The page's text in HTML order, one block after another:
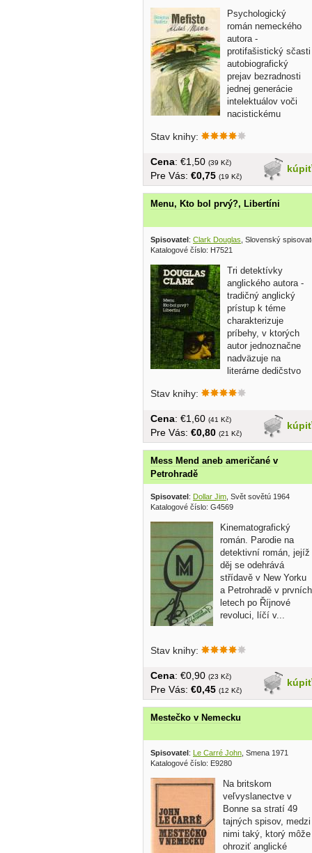
Psychologický
román nemeckého
autora -
protifašistický sčasti
autobiografický
prejav bezradnosti
jednej generácie
intelektuálov voči
nacistickému
Stav knihy:
kúpiť
Cena: €1,50 (39 Kč)
Pre Vás: €0,75 (19 Kč)
Menu, Kto bol prvý?, Libertíni
Spisovatel: Clark Douglas , Slovenský
Katalogové číslo: H7521
Tri detektívky
anglického autora -
tradičný anglický
prístup k téme
charakterizuje
príbehy, v ktorých
autor jednoznačne
nadväzuje na
literárne dedičstvo
Stav knihy:
kúpiť
Cena: €1,60 (41 Kč)
Pre Vás: €0,80 (21 Kč)
Mess Mend aneb američané v
Petrohradě
Spisovatel: Dollar Jim , Svět sovětú 1964
Katalogové číslo: G4569
Kinematografický
román. Parodie na
detektivní román, jejíž
děj se odehrává
střídavě v New Yorku
a Petrohradě v prvních
letech po Říjnové
revoluci, líčí v...
Stav knihy:
kúpiť
Cena: €0,90 (23 Kč)
Pre Vás: €0,45 (12 Kč)
Mestečko v Nemecku
Spisovatel : Le Carré John , Smena 1971
Katalogové číslo: E9280
Na britskom
veľvyslanectve v
Bonne sa stratí 49
tajných spisov, medzi
nimi taký, ktorý môže
ohroziť anglické